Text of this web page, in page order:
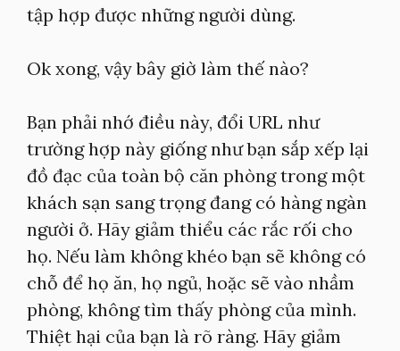
tập hợp được những người dùng.
Ok xong, vậy bây giờ làm thế nào?
Bạn phải nhớ điều này, đổi URL như
trường hợp này giống như bạn sắp xếp lại
đồ đạc của toàn bộ căn phòng trong một
khách sạn sang trọng đang có hàng ngàn
người ở. Hãy giảm thiểu các rắc rối cho
họ. Nếu làm không khéo bạn sẽ không có
chỗ để họ ăn, họ ngủ, hoặc sẽ vào nhầm
phòng, không tìm thấy phòng của mình.
Thiệt hại của bạn là rõ ràng. Hãy giảm